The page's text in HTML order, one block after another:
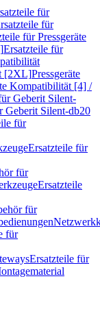
für
für
für Pressgeräte
Ersatzteile für
[2XL]Pressgeräte
Kompatibilität [4] /
Geberit Silent-
Geberit Silent-db20
für
Ersatzteile für
für
Ersatzteile
für
für
Ersatzteile für